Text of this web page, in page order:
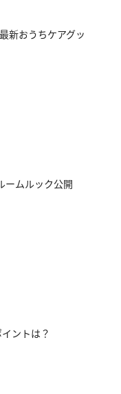
新おうちケアグッ
ームルック公開
ントは？